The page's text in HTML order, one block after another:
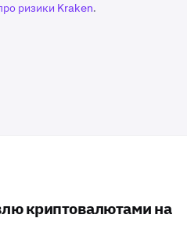
ризики Kraken.
криптовалютами на